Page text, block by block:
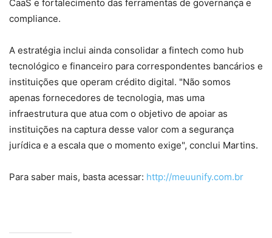
CaaS e fortalecimento das ferramentas de governança e
compliance.
A estratégia inclui ainda consolidar a fintech como hub
tecnológico e financeiro para correspondentes bancários e
instituições que operam crédito digital. "Não somos
apenas fornecedores de tecnologia, mas uma
infraestrutura que atua com o objetivo de apoiar as
instituições na captura desse valor com a segurança
jurídica e a escala que o momento exige", conclui Martins.
Para saber mais, basta acessar: http://meuunify.com.br